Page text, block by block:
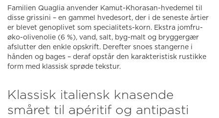
Familien Quaglia anvender Kamut-Khorasan-hvedemel til
disse grissini – en gammel hvedesort, der i de seneste årtier
er blevet genoplivet som specialitets-korn. Ekstra jomfru-
øko-olivenolie (6 %), vand, salt, byg-malt og bryggergær
afslutter den enkle opskrift. Derefter snoes stangerne i
hånden og bages – deraf opstår den karakteristisk rustikke
form med klassisk sprøde tekstur.
Klassisk italiensk knasende
småret til apéritif og antipasti